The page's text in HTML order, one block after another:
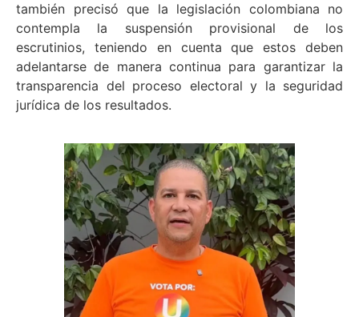
también precisó que la legislación colombiana no
contempla la suspensión provisional de los
escrutinios, teniendo en cuenta que estos deben
adelantarse de manera continua para garantizar la
transparencia del proceso electoral y la seguridad
jurídica de los resultados.